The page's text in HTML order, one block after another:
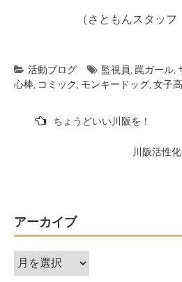
（さともんスタッ
活動ブログ 監視員 罠ガール
心棒 コミック モンキードッグ 女子
ー
シ
ョ
ちょうどいい川阪を！
川阪活性
アーカイブ
ア
ー